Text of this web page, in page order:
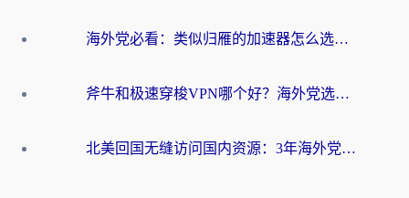
海外党必看：类似归雁的加速器怎么选？一篇搞定无缝访问国内资源
斧牛和极速穿梭VPN哪个好？海外党选回国加速器必看的真实对比与避坑指南
北美回国无缝访问国内资源：3年海外党亲测的加速器选择指南